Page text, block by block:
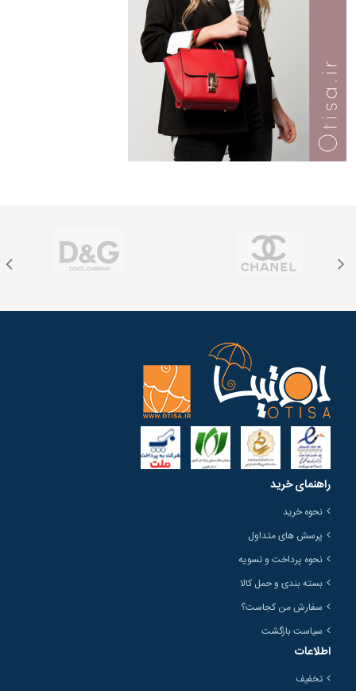
راهنمای خرید
نحوه خرید
پرسش های متداول
نحوه پرداخت و تسویه
بسته بندی و حمل کالا
سفارش من کجاست؟
سیاست بازگشت
اطلاعات
تخفیف